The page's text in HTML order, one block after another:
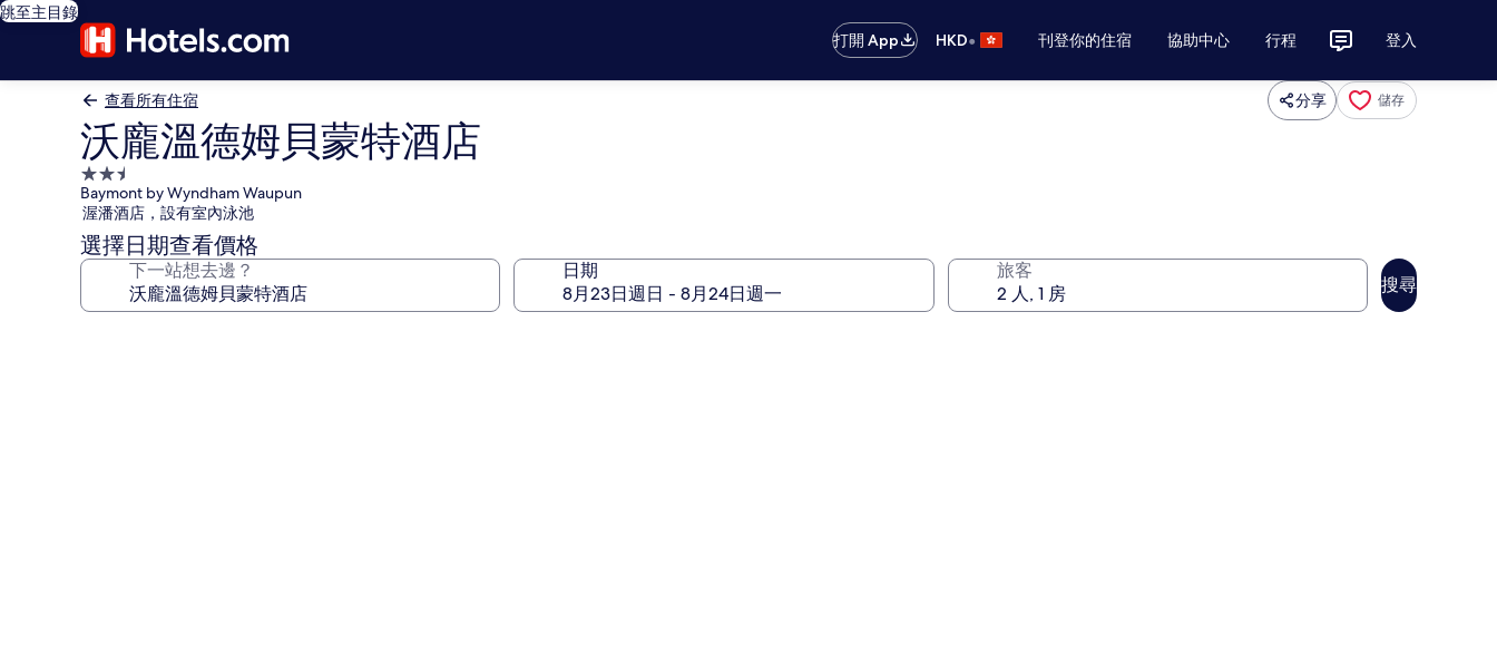
跳至主目錄
打開 App
HKD• 刊登你的住宿 協助中心 行程 登入
查看所有住宿 分享 儲存
沃龐溫德姆貝蒙特酒店
2.5
星
級
住
宿
Baymont by Wyndham Waupun
渥潘酒店，設有室內泳池
選擇日期查看價格
下一站想去邊？ 日期 旅客
搜尋